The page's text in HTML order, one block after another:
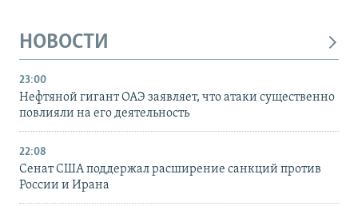
НОВОСТИ
23:00
Нефтяной гигант ОАЭ заявляет, что атаки существенно
повлияли на его деятельность
22:08
Сенат США поддержал расширение санкций против
России и Ирана